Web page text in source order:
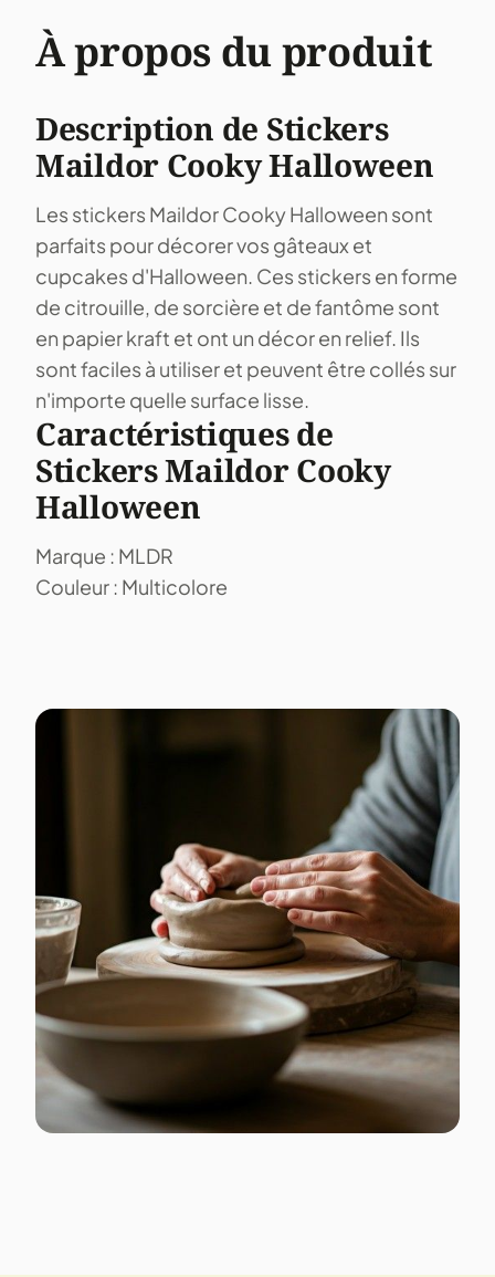
À propos du produit
Description de Stickers
Maildor Cooky Halloween
Les stickers Maildor Cooky Halloween sont
parfaits pour décorer vos gâteaux et
cupcakes d'Halloween. Ces stickers en forme
de citrouille, de sorcière et de fantôme sont
en papier kraft et ont un décor en relief. Ils
sont faciles à utiliser et peuvent être collés sur
n'importe quelle surface lisse.
Caractéristiques de
Stickers Maildor Cooky
Halloween
Marque : MLDR
Couleur : Multicolore